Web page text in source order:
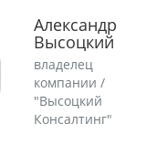
Александр
Высоцкий
владелец
компании /
"Высоцкий
Консалтинг"